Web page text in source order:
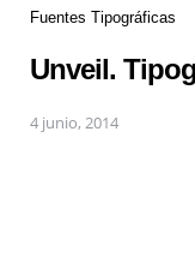
Fuentes Tipográficas
Unveil.
4 junio, 2014